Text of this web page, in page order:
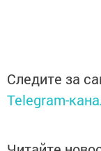
Следите за
Telegram-